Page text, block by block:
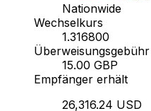
Nationwide
Wechselkurs
1.316800
Überweisungsgebühr
15.00 GBP
Empfänger erhält
26,316.24 USD